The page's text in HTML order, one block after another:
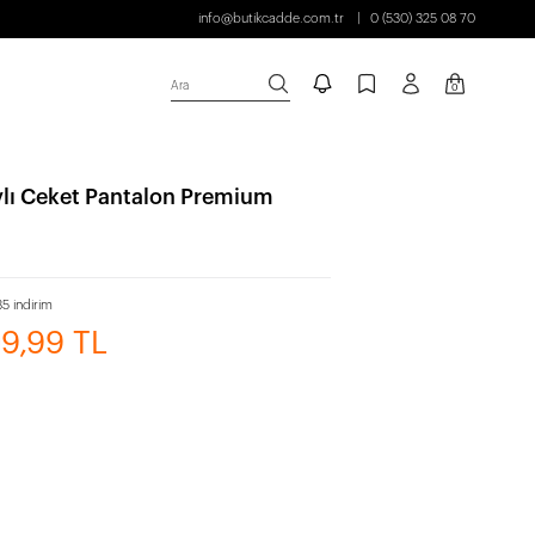
info@butikcadde.com.tr 0 (530) 325 08 70
Ara 0
Ceket Pantalon Premium
indirim
TL